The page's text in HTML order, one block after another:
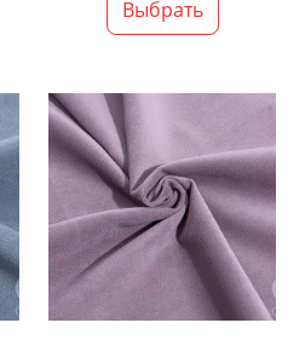
Выбрать